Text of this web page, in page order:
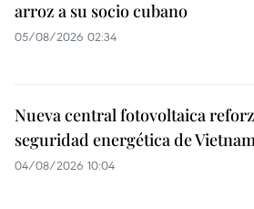
arroz a su socio cubano
05/08/2026 02:34
Nueva central fotovoltaica
seguridad energética de Vietnam
04/08/2026 10:04